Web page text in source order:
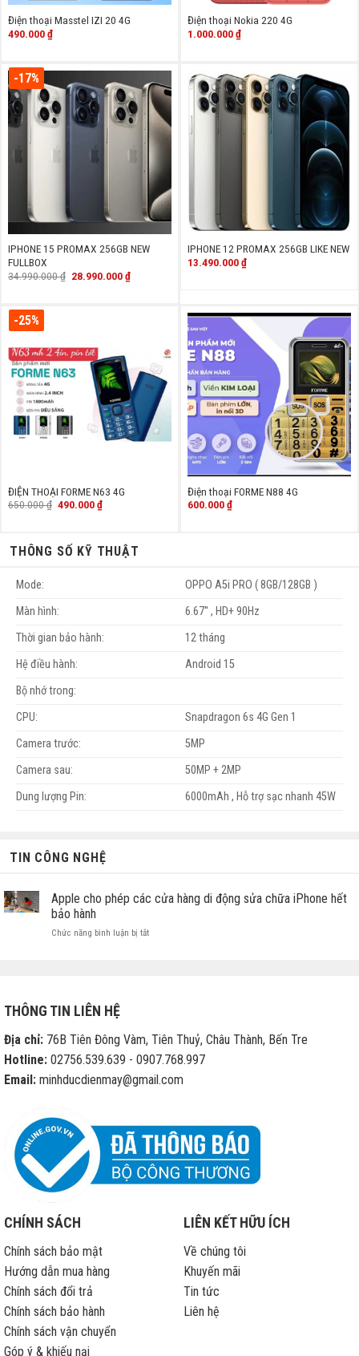
Điện thoại Masstel IZI 20 4G
490.000₫
Điện thoại Nokia 220 4G
1.000.000₫
-17%
IPHONE 15 PROMAX 256GB NEW
FULLBOX
34.990.000₫ Giá
28.990.000₫Giá
28.990.000 ₫.
IPHONE 12 PROMAX 256GB LIKE NEW
13.490.000₫
-25%
ĐIỆN THOẠI FORME N63 4G
650.000₫ Giá
490.000₫Giá
490.000 ₫.
Điện thoại FORME N88 4G
600.000₫
THÔNG SỐ KỸ THUẬT
Mode:
OPPO A5i PRO ( 8GB/128GB )
Màn hình:
6.67'' , HD+ 90Hz
Thời gian bảo hành:
12 tháng
Hệ điều hành:
Android 15
Bộ nhớ trong:
CPU:
Snapdragon 6s 4G Gen 1
Camera trước:
5MP
Camera sau:
50MP + 2MP
Dung lượng Pin:
6000mAh , Hỗ trợ sạc nhanh 45W
TIN CÔNG NGHỆ
Apple cho phép các cửa hàng di động sửa chữa iPhone hết
bảo hành
Chức năng bình luận bị tắtở
động
sửa
iPhone
hành
THÔNG TIN LIÊN HỆ
Địa chỉ: 76B Tiên Đông Vàm, Tiên Thuỷ, Châu Thành, Bến Tre
Hotline: 02756.539.639 - 0907.768.997
Email: minhducdienmay@gmail.com
CHÍNH SÁCH
Chính sách bảo mật
Hướng dẫn mua hàng
Chính sách đổi trả
Chính sách bảo hành
Chính sách vận chuyển
Góp ý & khiếu nại
LIÊN KẾT HỮU ÍCH
Về chúng tôi
Khuyến mãi
Tin tức
Liên hệ